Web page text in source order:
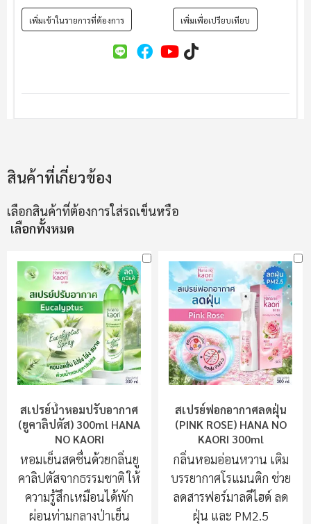
เพิ่มเข้าในรายการที่ต้องการ เพิ่มเพื่อเปรียบเทียบ
สินค้าที่เกี่ยวข้อง
เลือกสินค้าที่ต้องการใส่รถเข็นหรือ
เลือกทั้งหมด
สเปรย์น้ำหอมปรับอากาศ
(ยูคาลิปตัส) 300ml HANA
NO KAORI
หอมเย็นสดชื่นด้วยกลิ่นยู
คาลิปตัสจากธรรมชาติ ให้
ความรู้สึกเหมือนได้พัก
ผ่อนท่ามกลางป่าเย็น
สเปรย์ฟอกอากาศลดฝุ่น
(PINK ROSE) HANA NO
KAORI 300ml
กลิ่นหอมอ่อนหวาน เติม
บรรยากาศโรแมนติก ช่วย
ลดสารฟอร์มาลดีไฮด์ ลด
ฝุ่น และ PM2.5